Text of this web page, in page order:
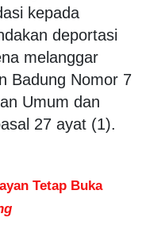
kepada
deportasi
melanggar
Badung Nomor 7
Umum dan
27 ayat (1).
Tetap Buka